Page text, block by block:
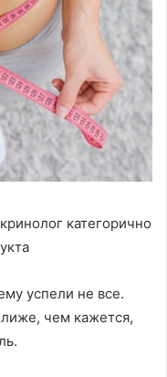
категорично
успели не все.
чем кажется,